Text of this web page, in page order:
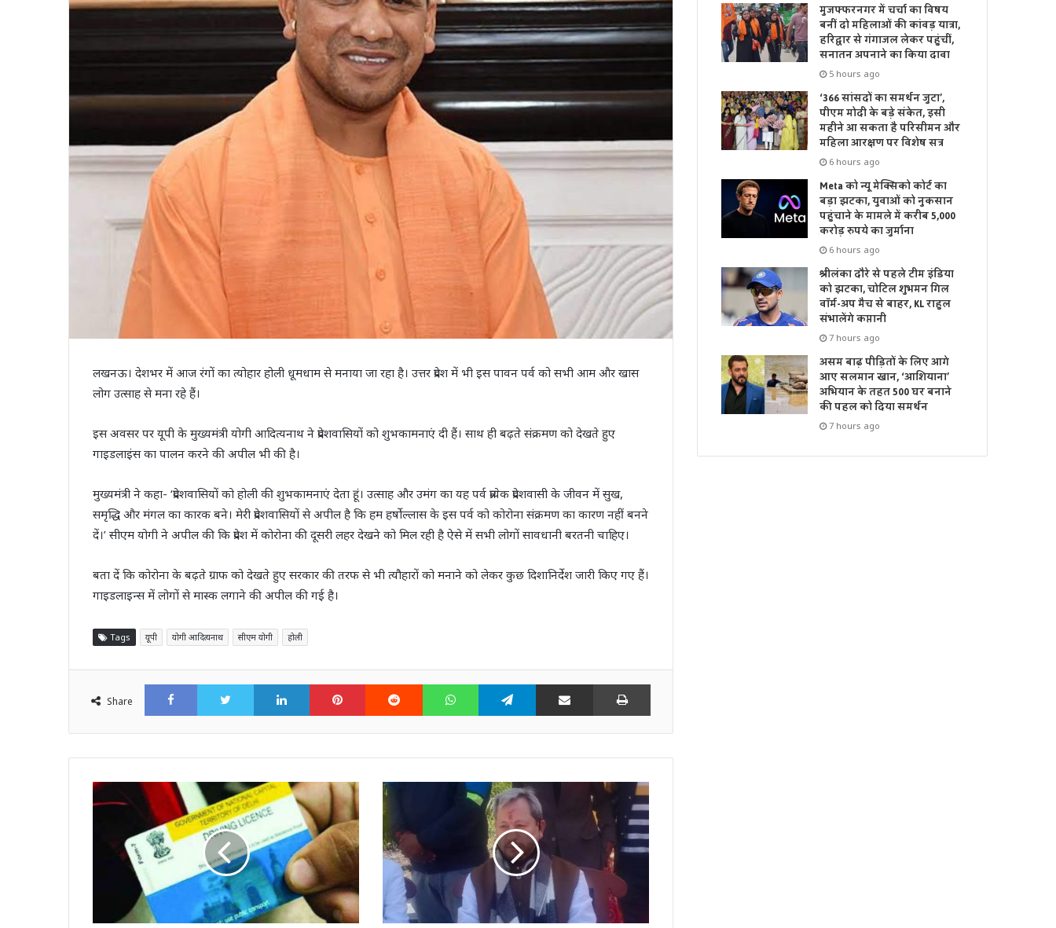
लखनऊ। देशभर में आज रंगों का त्योहार होली धूमधाम से मनाया जा रहा है। उत्तर प्रदेश में भी इस पावन पर्व को सभी आम और खास
लोग उत्साह से मना रहे हैं।
इस अवसर पर यूपी के मुख्यमंत्री योगी आदित्यनाथ ने प्रदेशवासियों को शुभकामनाएं दी हैं। साथ ही बढ़ते संक्रमण को देखते हुए
गाइडलाइंस का पालन करने की अपील भी की है।
मुख्यमंत्री ने कहा- ‘प्रदेशवासियों को होली की शुभकामनाएं देता हूं। उत्साह और उमंग का यह पर्व प्रत्येक प्रदेशवासी के जीवन में सुख,
समृद्धि और मंगल का कारक बने। मेरी प्रदेशवासियों से अपील है कि हम हर्षोल्लास के इस पर्व को कोरोना संक्रमण का कारण नहीं बनने
दें।’ सीएम योगी ने अपील की कि प्रदेश में कोरोना की दूसरी लहर देखने को मिल रही है ऐसे में सभी लोगों सावधानी बरतनी चाहिए।
बता दें कि कोरोना के बढ़ते ग्राफ को देखते हुए सरकार की तरफ से भी त्यौहारों को मनाने को लेकर कुछ दिशानिर्देश जारी किए गए हैं।
गाइडलाइन्स में लोगों से मास्क लगाने की अपील की गई है।
Tags यूपी योगी आदित्यनाथ सीएम योगी होली
Share
FacebookTwitter LinkedIn Pinterest Reddit WhatsAppTelegram Share via Email Print
मुजफ्फरनगर में चर्चा का विषय
बनीं दो महिलाओं की कांवड़ यात्रा,
हरिद्वार से गंगाजल लेकर पहुंचीं,
सनातन अपनाने का किया दावा
5 hours ago
‘366 सांसदों का समर्थन जुटा’,
पीएम मोदी के बड़े संकेत, इसी
महीने आ सकता है परिसीमन और
महिला आरक्षण पर विशेष सत्र
6 hours ago
Meta को न्यू मेक्सिको कोर्ट का
बड़ा झटका, युवाओं को नुकसान
पहुंचाने के मामले में करीब 5,000
करोड़ रुपये का जुर्माना
6 hours ago
श्रीलंका दौरे से पहले टीम इंडिया
को झटका, चोटिल शुभमन गिल
वॉर्म-अप मैच से बाहर, KL राहुल
संभालेंगे कप्तानी
7 hours ago
असम बाढ़ पीड़ितों के लिए आगे
आए सलमान खान, ‘आशियाना’
अभियान के तहत 500 घर बनाने
की पहल को दिया समर्थन
7 hours ago